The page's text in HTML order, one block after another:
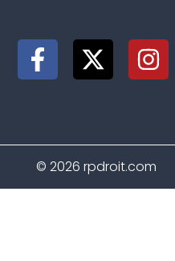
© 2026 rpdroit.com